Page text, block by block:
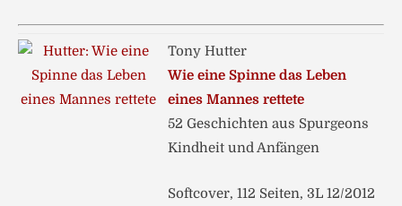
Tony Hutter
Wie eine Spinne das Leben
eines Mannes rettete
52 Geschichten aus Spurgeons
Kindheit und Anfängen
Softcover, 112 Seiten, 3L 12/2012